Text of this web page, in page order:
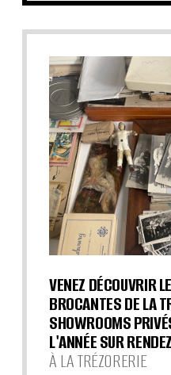
VENEZ DÉCOUVRIR
BROCANTES DE LA
SHOWROOMS
L'ANNÉE SUR
À LA TRÉZORERIE